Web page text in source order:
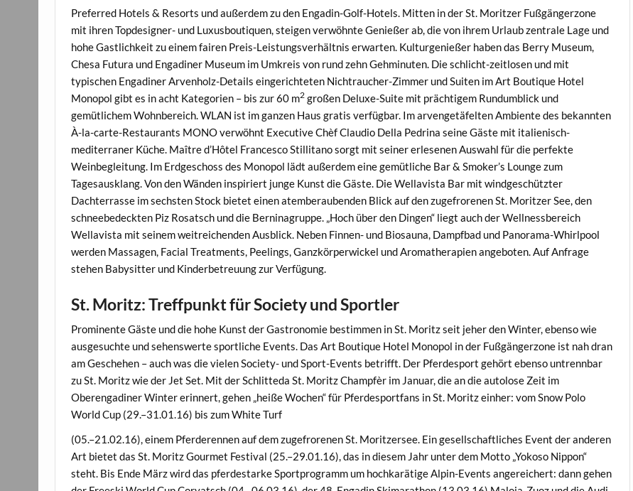
Preferred Hotels & Resorts und außerdem zu den Engadin-Golf-Hotels. Mitten in der St. Moritzer Fußgängerzone
mit ihren Topdesigner- und Luxusboutiquen, steigen verwöhnte Genießer ab, die von ihrem Urlaub zentrale Lage und
hohe Gastlichkeit zu einem fairen Preis-Leistungsverhältnis erwarten. Kulturgenießer haben das Berry Museum,
Chesa Futura und Engadiner Museum im Umkreis von rund zehn Gehminuten. Die schlicht-zeitlosen und mit
typischen Engadiner Arvenholz-Details eingerichteten Nichtraucher-Zimmer und Suiten im Art Boutique Hotel
Monopol gibt es in acht Kategorien – bis zur 60 m2 großen Deluxe-Suite mit prächtigem Rundumblick und
gemütlichem Wohnbereich. WLAN ist im ganzen Haus gratis verfügbar. Im arvengetäfelten Ambiente des bekannten
À-la-carte-Restaurants MONO verwöhnt Executive Chèf Claudio Della Pedrina seine Gäste mit italienisch-
mediterraner Küche. Maître d’Hôtel Francesco Stillitano sorgt mit seiner erlesenen Auswahl für die perfekte
Weinbegleitung. Im Erdgeschoss des Monopol lädt außerdem eine gemütliche Bar & Smoker’s Lounge zum
Tagesausklang. Von den Wänden inspiriert junge Kunst die Gäste. Die Wellavista Bar mit windgeschützter
Dachterrasse im sechsten Stock bietet einen atemberaubenden Blick auf den zugefrorenen St. Moritzer See, den
schneebedeckten Piz Rosatsch und die Berninagruppe. „Hoch über den Dingen“ liegt auch der Wellnessbereich
Wellavista mit seinem weitreichenden Ausblick. Neben Finnen- und Biosauna, Dampfbad und Panorama-Whirlpool
werden Massagen, Facial Treatments, Peelings, Ganzkörperwickel und Aromatherapien angeboten. Auf Anfrage
stehen Babysitter und Kinderbetreuung zur Verfügung.
St. Moritz: Treffpunkt für Society und Sportler
Prominente Gäste und die hohe Kunst der Gastronomie bestimmen in St. Moritz seit jeher den Winter, ebenso wie
ausgesuchte und sehenswerte sportliche Events. Das Art Boutique Hotel Monopol in der Fußgängerzone ist nah dran
am Geschehen – auch was die vielen Society- und Sport-Events betrifft. Der Pferdesport gehört ebenso untrennbar
zu St. Moritz wie der Jet Set. Mit der Schlitteda St. Moritz Champfèr im Januar, die an die autolose Zeit im
Oberengadiner Winter erinnert, gehen „heiße Wochen“ für Pferdesportfans in St. Moritz einher: vom Snow Polo
World Cup (29.–31.01.16) bis zum White Turf
(05.–21.02.16), einem Pferderennen auf dem zugefrorenen St. Moritzersee. Ein gesellschaftliches Event der anderen
Art bietet das St. Moritz Gourmet Festival (25.–29.01.16), das in diesem Jahr unter dem Motto „Yokoso Nippon“
steht. Bis Ende März wird das pferdestarke Sportprogramm um hochkarätige Alpin-Events angereichert: dann gehen